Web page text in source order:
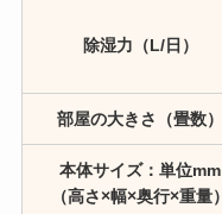
除湿力（L/日）
部屋の大きさ（畳数）
本体サイズ：単位mm
（高さ×幅×奥行×重量）